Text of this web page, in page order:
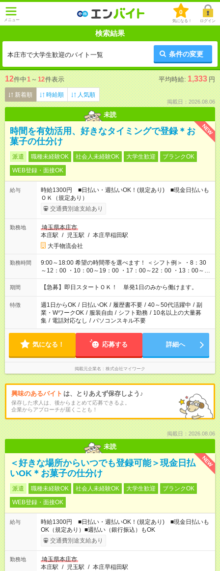
メニュー
0
気になる！ ログイン
検索結果
本庄市で大学生歓迎のバイト一覧 条件の変更
12件中1 ～ 12件表示 平均時給: 1,333 円
新着順 時給順 人気順
掲載日：2026.08.06
未読
NEW
時間を有効活用、好きなタイミングで登録＊お
菓子の仕分け
派遣 職種未経験OK 社会人未経験OK 大学生歓迎
ブランクOK
WEB登録・面接OK
給与
時給1300円 ■日払い・週払いOK！(規定あり) ■現金日払いも
ＯＫ（規定あり）
交通費別途支給あり
勤務地
埼玉県本庄市
本庄駅 / 児玉駅 / 本庄早稲田駅
大手物流会社
勤務時間
9:00～18:00 希望の時間帯を選べます！ ＜シフト例＞ ・8：30
～12：00 ・10：00～19：00 ・17：00～22：00 ・13：00～
22：00 ・22：00～翌6：00 など
期間 【急募】即日スタートＯＫ！ 単発1日のみから働けます。
特徴 週1日からOK / 日払いOK / 履歴書不要 / 40～50代活躍中 / 副
業・WワークOK / 服装自由 / シフト勤務 / 10名以上の大量募
集 / 電話対応なし / パソコンスキル不要
気になる！ 応募する 詳細へ
掲載元企業名 株式会社マイワーク
興味のあるバイト は、とりあえず保存しよう♪
保存した求人は、後からまとめて応募できるよ。
企業からアプローチが届くことも！
掲載日：2026.08.06
未読
NEW
＜好きな場所からいつでも登録可能＞現金日払
いOK＊お菓子の仕分け
派遣 職種未経験OK 社会人未経験OK 大学生歓迎
ブランクOK
WEB登録・面接OK
給与
時給1300円 ■日払い・週払いOK！(規定あり) ■現金日払いも
OK（規定あり）■週払い（銀行振込）もOK
交通費別途支給あり
勤務地
埼玉県本庄市
本庄駅 / 児玉駅 / 本庄早稲田駅